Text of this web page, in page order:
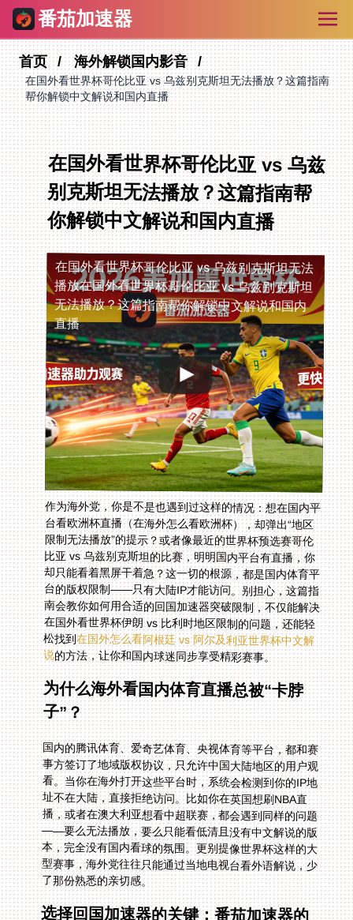
番茄加速器
首页 海外解锁国内影音
在国外看世界杯哥伦比亚 vs 乌兹别克斯坦无法播放？这篇指南
帮你解锁中文解说和国内直播
在国外看世界杯哥伦比亚 vs 乌兹
别克斯坦无法播放？这篇指南帮
你解锁中文解说和国内直播
在国外看世界杯哥伦比亚 vs 乌兹别克斯坦无法
播放在国外看世界杯哥伦比亚 vs 乌兹别克斯坦
无法播放？这篇指南帮你解锁中文解说和国内
直播
作为海外党，你是不是也遇到过这样的情况：想在国内平
台看欧洲杯直播（在海外怎么看欧洲杯），却弹出“地区
限制无法播放”的提示？或者像最近的世界杯预选赛哥伦
比亚 vs 乌兹别克斯坦的比赛，明明国内平台有直播，你
却只能看着黑屏干着急？这一切的根源，都是国内体育平
台的版权限制——只有大陆IP才能访问。别担心，这篇指
南会教你如何用合适的回国加速器突破限制，不仅能解决
在国外看世界杯伊朗 vs 比利时地区限制的问题，还能轻
松找到在国外怎么看阿根廷 vs 阿尔及利亚世界杯中文解
说的方法，让你和国内球迷同步享受精彩赛事。
为什么海外看国内体育直播总被“卡脖
子”？
国内的腾讯体育、爱奇艺体育、央视体育等平台，都和赛
事方签订了地域版权协议，只允许中国大陆地区的用户观
看。当你在海外打开这些平台时，系统会检测到你的IP地
址不在大陆，直接拒绝访问。比如你在英国想刷NBA直
播，或者在澳大利亚想看中超联赛，都会遇到同样的问题
——要么无法播放，要么只能看低清且没有中文解说的版
本，完全没有国内看球的氛围。更别提像世界杯这样的大
型赛事，海外党往往只能通过当地电视台看外语解说，少
了那份熟悉的亲切感。
选择回国加速器的关键：番茄加速器的